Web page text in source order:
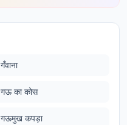
गँवाना
गऊ का कोस
गऊमुख कपड़ा